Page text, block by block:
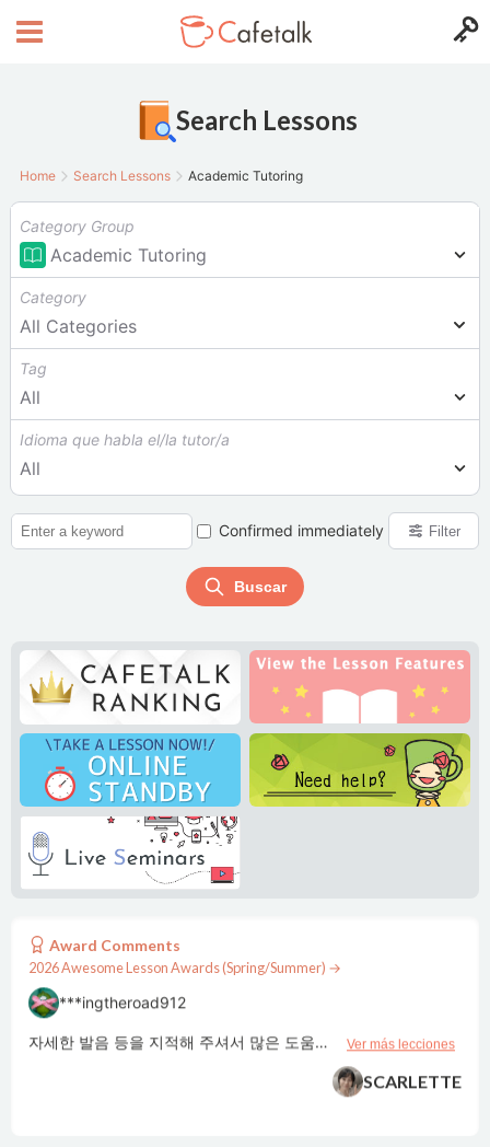
Search Lessons
Home Search Lessons Academic Tutoring
Category Group
Academic Tutoring
Category
All Categories
Tag
All
Idioma que habla el/la tutor/a
All
Confirmed immediately Filter
Buscar
Award Comments
2026 Awesome Lesson Awards (Spring/Summer) →
***ukooo
Ver más lecciones
Miyoung
***maaaa
***ingtheroad912
자세한 발음 등을 지적해 주셔서 많은 도움이 되었습니다!! Ver más lecciones
SCARLETTE